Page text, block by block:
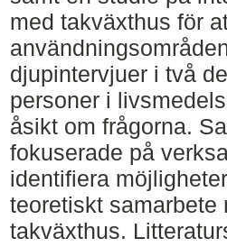
med takväxthus för
djupintervjuer i två
personer i
åsikt om frågorna.
fokuserade på
identifiera
teoretiskt samarbete
takväxthus.